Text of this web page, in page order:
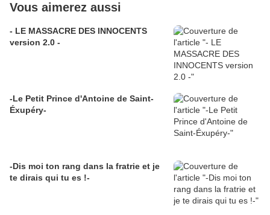
Vous aimerez aussi
- LE MASSACRE DES INNOCENTS
version 2.0 -
-Le Petit Prince d'Antoine de Saint-
Éxupéry-
-Dis moi ton rang dans la fratrie et je
te dirais qui tu es !-